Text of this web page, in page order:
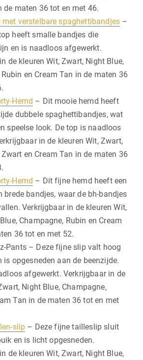
de maten 36 tot en met 46.
verstelbare spaghettibandjes –
heeft smalle bandjes die
en is naadloos afgewerkt.
de kleuren Wit, Zwart, Night Blue,
en Cream Tan in de maten 36
Hemd – Dit mooie hemd heeft
dubbele spaghettibandjes, wat
speelse look. De top is naadloos
in de kleuren Wit, Zwart,
en Cream Tan in de maten 36
Hemd – Dit fijne hemd heeft een
brede bandjes, waar de bh-bandjes
Verkrijgbaar in de kleuren Wit,
Champagne, Rubin en Cream
36 tot en met 52.
Pants – Deze fijne slip valt hoog
is opgesneden aan de beenzijde.
afgewerkt. Verkrijgbaar in de
Night Blue, Champagne,
Tan in de maten 36 tot en met
slip – Deze fijne tailleslip sluit
en is licht opgesneden.
de kleuren Wit, Zwart, Night Blue,